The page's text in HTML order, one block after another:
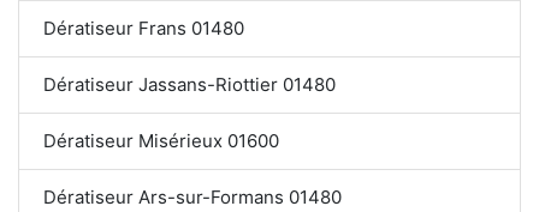
Dératiseur Frans 01480
Dératiseur Jassans-Riottier 01480
Dératiseur Misérieux 01600
Dératiseur Ars-sur-Formans 01480